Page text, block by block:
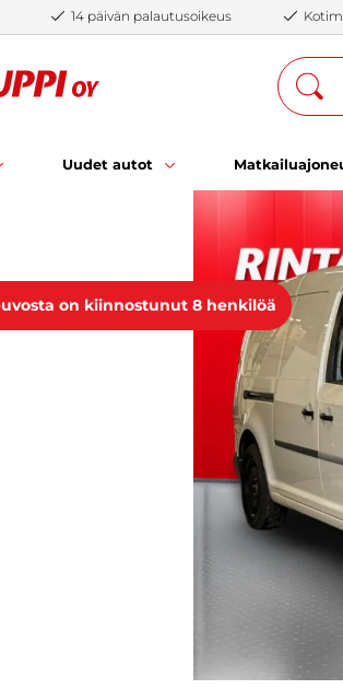
14 päivän palautusoikeus
Uudet autot
on kiinnostunut 8 henkilöä